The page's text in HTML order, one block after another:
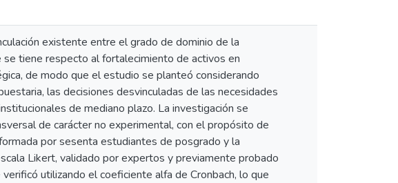
existente entre el grado de dominio de la
tiene respecto al fortalecimiento de activos en
de modo que el estudio se planteó considerando
las decisiones desvinculadas de las necesidades
de mediano plazo. La investigación se
de carácter no experimental, con el propósito de
por sesenta estudiantes de posgrado y la
Likert, validado por expertos y previamente probado
utilizando el coeficiente alfa de Cronbach, lo que